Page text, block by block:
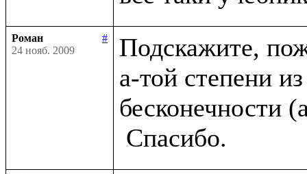
Роман
#
24 нояб. 2009
Подскажите,
a-той степени
бесконечности